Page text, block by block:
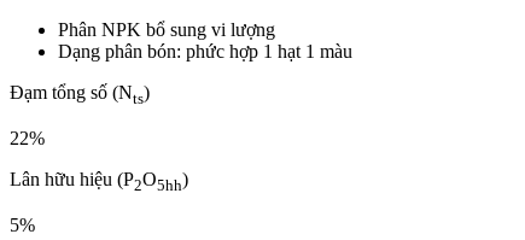
Phân NPK bổ sung vi lượng
Dạng phân bón: phức hợp 1 hạt 1 màu
Đạm tổng số (Nts)
22%
Lân hữu hiệu (P2O5hh)
5%